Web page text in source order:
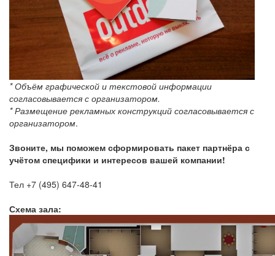
* Объём графической и текстовой информации
согласовывается с организатором.
* Размещение рекламных конструкций согласовывается с
организатором.
Звоните, мы поможем сформировать пакет партнёра с
учётом специфики и интересов вашей компании!
Тел +7 (495) 647-48-41
Схема зала: